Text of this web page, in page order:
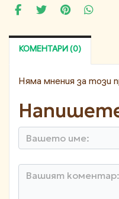
КОМЕНТАРИ (0)
Няма мнения за този